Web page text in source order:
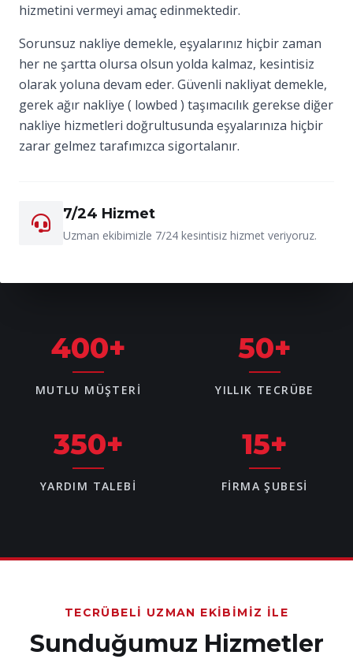
hizmetini vermeyi amaç edinmektedir.
Sorunsuz nakliye demekle, eşyalarınız hiçbir zaman
her ne şartta olursa olsun yolda kalmaz, kesintisiz
olarak yoluna devam eder. Güvenli nakliyat demekle,
gerek ağır nakliye ( lowbed ) taşımacılık gerekse diğer
nakliye hizmetleri doğrultusunda eşyalarınıza hiçbir
zarar gelmez tarafımızca sigortalanır.
7/24 Hizmet
Uzman ekibimizle 7/24 kesintisiz hizmet veriyoruz.
400+
MUTLU MÜŞTERI
50+
YILLIK TECRÜBE
350+
YARDIM TALEBI
15+
FIRMA ŞUBESI
TECRÜBELI UZMAN EKIBIMIZ İLE
Sunduğumuz Hizmetler